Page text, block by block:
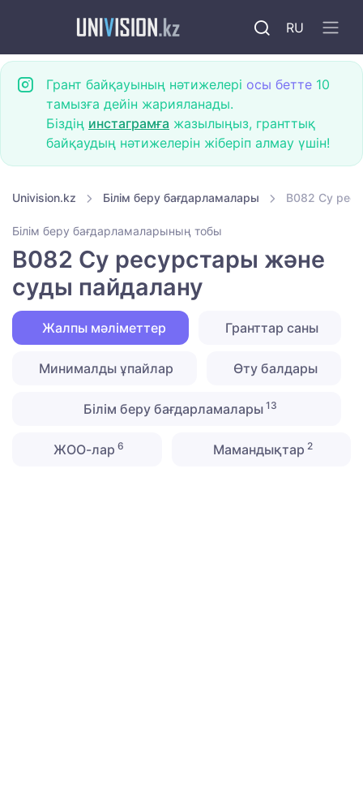
RU
Грант байқауының нәтижелері осы бетте 10
тамызға дейін жарияланады.
Біздің инстаграмға жазылыңыз, гранттық
байқаудың нәтижелерін жіберіп алмау үшін!
Univision.kz Білім беру бағдарламалары B082 Су
Білім беру бағдарламаларының тобы
B082 Су ресурстары және
суды пайдалану
Жалпы мәліметтер Гранттар саны
Минималды ұпайлар Өту балдары
Білім беру бағдарламалары13
ЖОО-лар 6 Мамандықтар 2